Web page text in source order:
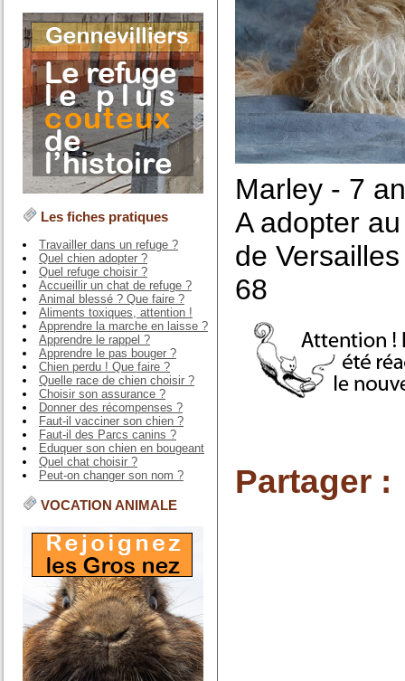
Les fiches pratiques
Travailler dans un refuge ?
Quel chien adopter ?
Quel refuge choisir ?
Accueillir un chat de refuge ?
Animal blessé ? Que faire ?
Aliments toxiques, attention !
Apprendre la marche en laisse ?
Apprendre le rappel ?
Apprendre le pas bouger ?
Chien perdu ! Que faire ?
Quelle race de chien choisir ?
Choisir son assurance ?
Donner des récompenses ?
Faut-il vacciner son chien ?
Faut-il des Parcs canins ?
Eduquer son chien en bougeant
Quel chat choisir ?
Peut-on changer son nom ?
VOCATION ANIMALE
Marley - 7
A adopter
de
68
Partager :